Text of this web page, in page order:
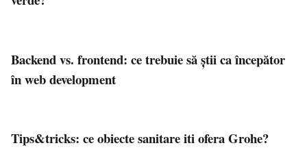
Backend vs. frontend: ce trebuie să știi ca începător
în web development
Tips&tricks: ce obiecte sanitare iti ofera Grohe?